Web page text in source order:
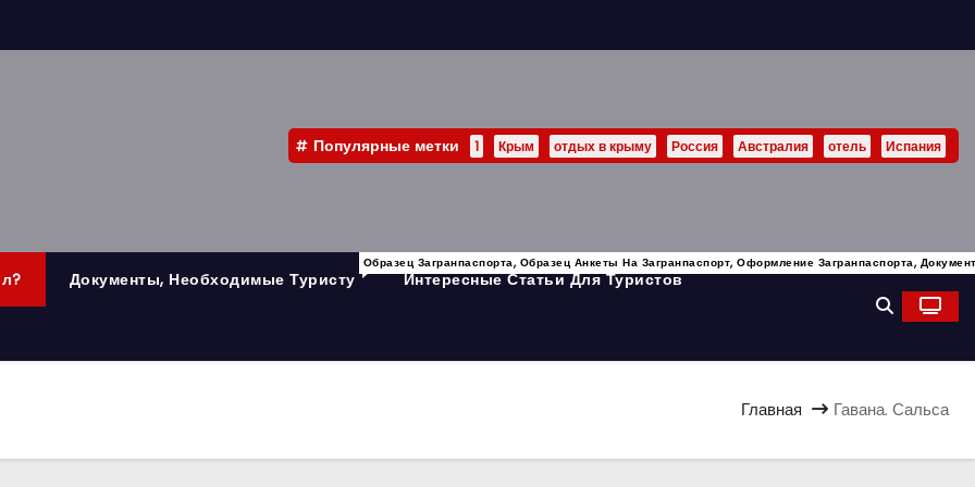
Популярные метки 1 Крым отдых в крыму Россия Австралия отель Испания
Документы, Необходимые Туристу
Образец Загранпаспорта, Образец Анкеты На Загранпаспорт, Оформление Загранпаспорта,
Интересные Статьи Для Туристов
Главная Гавана. Сальса